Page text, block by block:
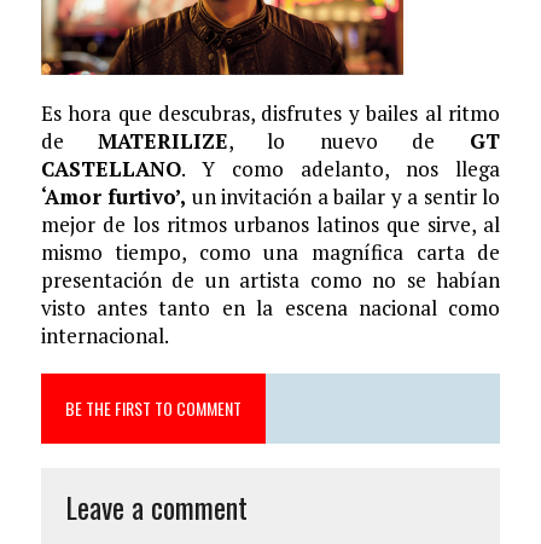
Es hora que descubras, disfrutes y bailes al ritmo
de MATERILIZE, lo nuevo de GT
CASTELLANO. Y como adelanto, nos llega
‘Amor furtivo’, un invitación a bailar y a sentir lo
mejor de los ritmos urbanos latinos que sirve, al
mismo tiempo, como una magnífica carta de
presentación de un artista como no se habían
visto antes tanto en la escena nacional como
internacional.
BE THE FIRST TO COMMENT
Leave a comment